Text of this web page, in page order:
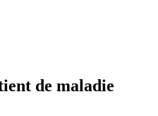
de maladie